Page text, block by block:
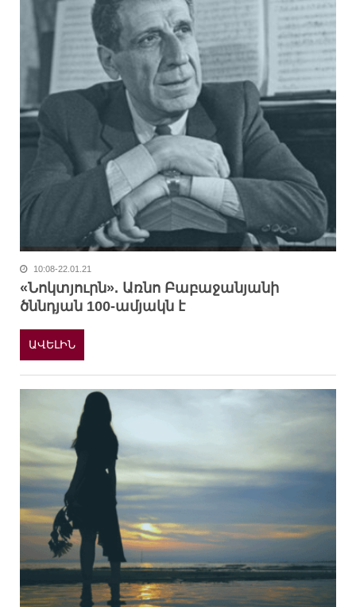
10:08-22.01.21
«Նոկտյուրն». Առնո Բաբաջանյանի
ծննդյան 100-ամյակն է
ԱՎԵԼԻՆ